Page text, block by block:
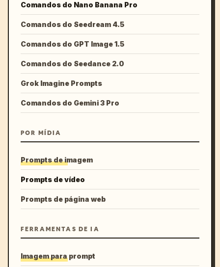
Comandos do Nano Banana Pro
Comandos do Seedream 4.5
Comandos do GPT Image 1.5
Comandos do Seedance 2.0
Grok Imagine Prompts
Comandos do Gemini 3 Pro
POR MÍDIA
Prompts de imagem
Prompts de vídeo
Prompts de página web
FERRAMENTAS DE IA
Imagem para prompt